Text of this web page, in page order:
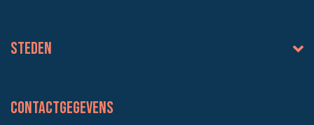
Steden
Contactgegevens